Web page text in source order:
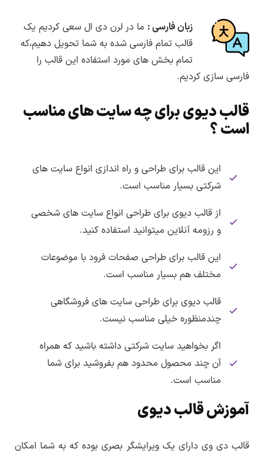
زبان فارسی : ما در لرن دی ال سعی کردیم یک
قالب تمام فارسی شده به شما تحویل دهیم،که
تمام بخش های مورد استفاده این قالب را
فارسی سازی کردیم.
قالب دیوی برای چه سایت های مناسب
است ؟
این قالب برای طراحی و راه اندازی انواع سایت های
شرکتی بسیار مناسب است.
از قالب دیوی برای طراحی انواع سایت های شخصی
و رزومه آنلاین میتوانید استفاده کنید.
این قالب برای طراحی صفحات فرود با موضوعات
مختلف هم بسیار مناسب است.
قالب دیوی برای طراحی سایت های فروشگاهی
چندمنظوره خیلی مناسب نیست.
اگر بخواهید سایت شرکتی داشته باشید که همراه
آن چند محصول محدود هم بفروشید برای شما
مناسب است.
آموزش قالب دیوی
قالب دی وی دارای یک ویرایشگر بصری بوده که به شما امکان